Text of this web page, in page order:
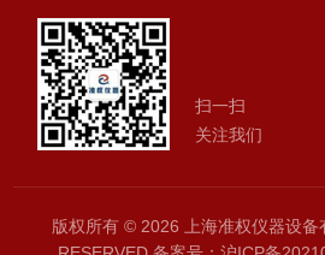
扫一扫
关注我们
版权所有 © 2026 上海准权仪器设备